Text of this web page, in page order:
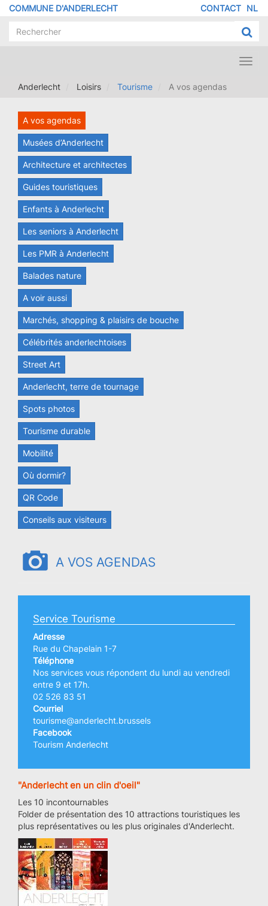
Aller
contenu
COMMUNE D'ANDERLECHT NL
DE
CONTACT
Anderlecht
Loisirs Tourisme A vos agendas
A vos agendas
Musées d’Anderlecht
Architecture et architectes
Guides touristiques
Enfants à Anderlecht
Les seniors à Anderlecht
Les PMR à Anderlecht
Balades nature
A voir aussi
Marchés, shopping & plaisirs de bouche
Célébrités anderlechtoises
Street Art
Anderlecht, terre de tournage
Spots photos
Tourisme durable
Mobilité
Où dormir?
QR Code
Conseils aux visiteurs
A VOS AGENDAS
Service Tourisme
Adresse
Rue du Chapelain 1-7
Téléphone
Nos services vous répondent du lundi au vendredi
entre 9 et 17h.
02 526 83 51
Courriel
tourisme@anderlecht.brussels
Facebook
Tourism Anderlecht
"Anderlecht en un clin d'oeil"
Les 10 incontournables
Folder de présentation des 10 attractions touristiques les
plus représentatives ou les plus originales d'Anderlecht.